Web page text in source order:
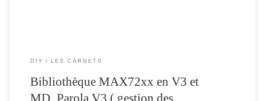
DIY LES CARNETS
Bibliothèque MAX72xx en V3 et
MD_Parola V3 ( gestion des …